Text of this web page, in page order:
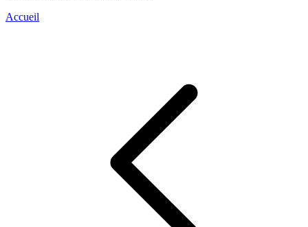
Accueil